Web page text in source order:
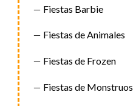
Fiestas Barbie
Fiestas de Animales
Fiestas de Frozen
Fiestas de Monstruos